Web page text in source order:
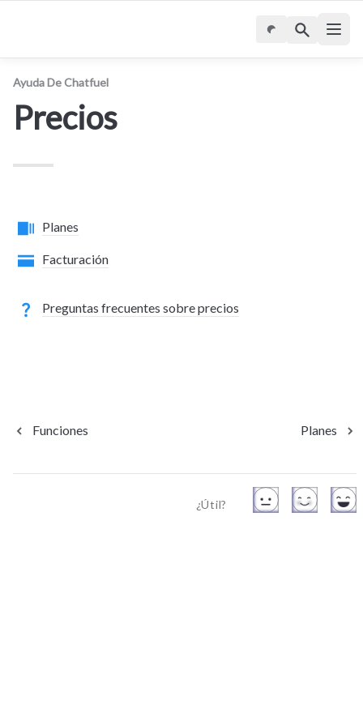
Ayuda De Chatfuel
Precios
Planes
Facturación
Preguntas frecuentes sobre precios
Funciones Planes
¿Útil?